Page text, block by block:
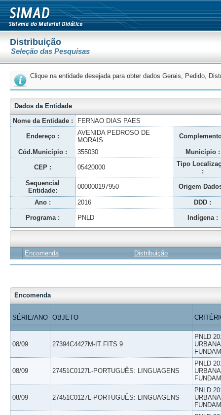
Distribuição
Seleção das Pesquisas
Clique na entidade desejada para obter dados Gerais, Pedido,
Dados da Entidade
Nome da Entidade :
FERNAO DIAS PAES
Endereço :
AVENIDA PEDROSO DE
MORAIS
Cód.Município : 355030 Município :
CEP : 05420000
Tipo
:
Sequencial
Entidade:
000000197950 Origem
Ano : 2016 DDD :
Programa : PNLD Indígena :
Encomenda Distribuição
Encomenda
SÉRIE/ANO OBJETO
08/09 27394C4427M-IT FITS 9
PNLD
08/09 27451C0127L-PORTUGUÊS: LINGUAGENS
PNLD
08/09 27451C0127L-PORTUGUÊS: LINGUAGENS
PNLD